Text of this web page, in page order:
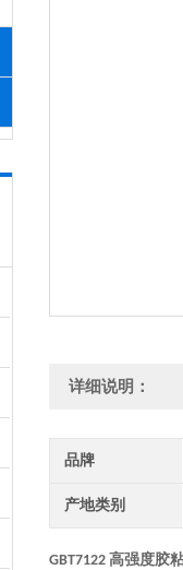
详细说明：
品牌
产地类别
GBT7122 高强度胶